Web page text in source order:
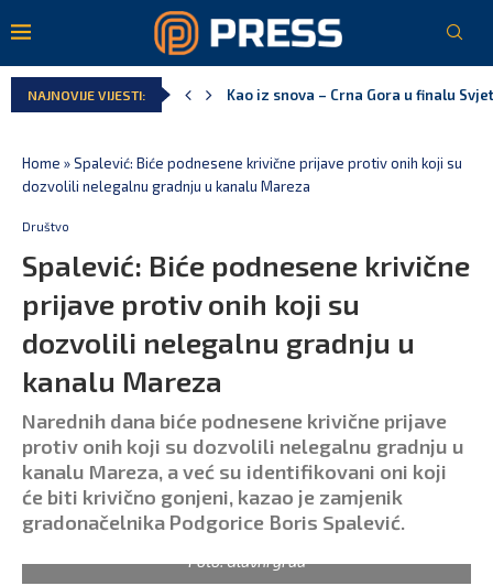
NAJNOVIJE VIJESTI:
Pejak: Hoće li Milan Knežević i
Home »Spalević: Biće podnesene krivične prijave protiv onih koji su
dozvolili nelegalnu gradnju u kanalu Mareza
Društvo
Spalević: Biće podnesene krivične
prijave protiv onih koji su
dozvolili nelegalnu gradnju u
kanalu Mareza
Narednih dana biće podnesene krivične prijave
protiv onih koji su dozvolili nelegalnu gradnju u
kanalu Mareza, a već su identifikovani oni koji
će biti krivično gonjeni, kazao je zamjenik
gradonačelnika Podgorice Boris Spalević.
Foto: Glavni grad